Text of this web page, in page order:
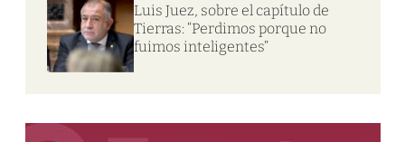
Luis Juez, sobre el capítulo de
Tierras: “Perdimos porque no
fuimos inteligentes”